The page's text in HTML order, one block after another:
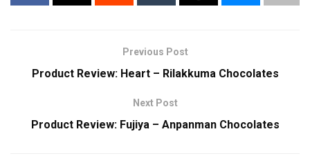
Previous Post
Product Review: Heart – Rilakkuma Chocolates
Next Post
Product Review: Fujiya – Anpanman Chocolates